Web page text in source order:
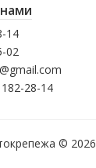
14
02
28-14
© 2026